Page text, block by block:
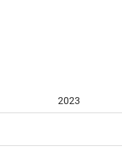
2023